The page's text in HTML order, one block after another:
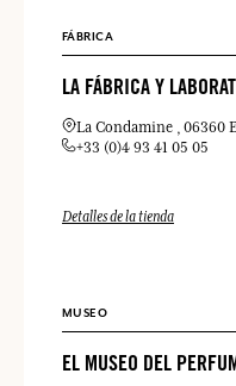
FÁBRICA
LA FÁBRICA Y
La Condamine
06360
+33 (0)4 93 41 05 05
Detalles de la tienda
MUSEO
EL MUSEO DEL